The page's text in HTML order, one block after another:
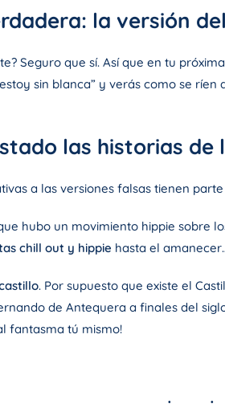
la versión
Seguro que sí. Así que en tu
sin blanca” y verás como se
las historias de
a las versiones falsas tienen
hubo un movimiento hippie sobre
chill out y hippie hasta el
. Por supuesto que existe el
de Antequera a finales del
fantasma tú mismo!